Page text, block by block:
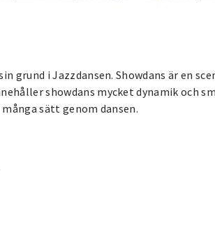
grund i Jazzdansen. Showdans är en
showdans mycket dynamik och
sätt genom dansen.